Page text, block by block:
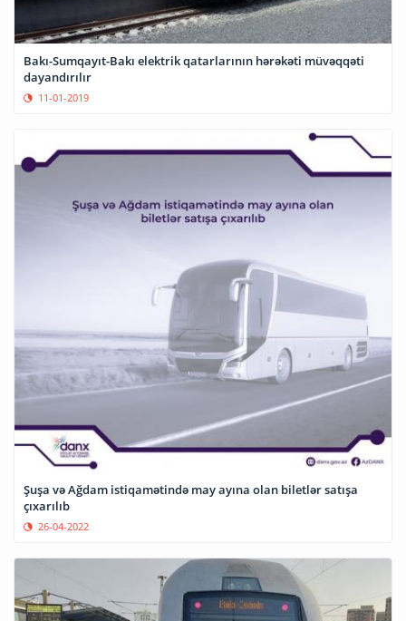
Bakı-Sumqayıt-Bakı elektrik qatarlarının hərəkəti müvəqqəti
dayandırılır
11-01-2019
Şuşa və Ağdam istiqamətində may ayına olan biletlər satışa
çıxarılıb
26-04-2022